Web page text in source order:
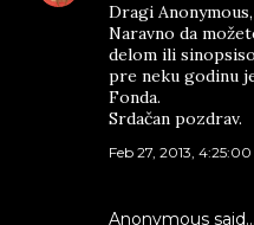
Dragi Anonymous,
Naravno da
delom ili
pre neku godinu
Fonda.
Srdačan pozdrav.
Feb 27, 2013, 4:25:00
Anonymous said…